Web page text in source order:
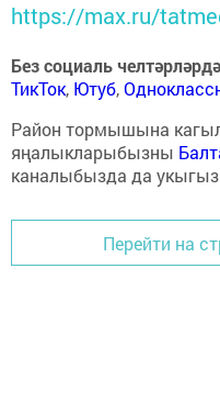
https://max.ru/
Без социаль челтәрләрдә
ТикТок, Ютуб,
Район тормышына
яңалыкларыбызны
каналыбызда да
Перейти на